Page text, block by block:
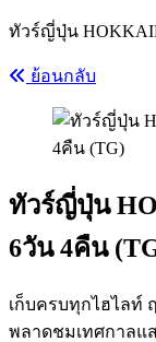
ทัวร์ญี่ปุ่น
ย้อนกลับ
ทัวร์ญี่ปุ่น
6วัน 4คืน
เก็บครบทุกไฮไลท์
พลาดชมเทศกาลแ